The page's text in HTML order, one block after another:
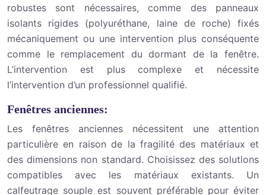
robustes sont nécessaires, comme des panneaux
isolants rigides (polyuréthane, laine de roche) fixés
mécaniquement ou une intervention plus conséquente
comme le remplacement du dormant de la fenêtre.
L’intervention est plus complexe et nécessite
l’intervention d’un professionnel qualifié.
Fenêtres anciennes:
Les fenêtres anciennes nécessitent une attention
particulière en raison de la fragilité des matériaux et
des dimensions non standard. Choisissez des solutions
compatibles avec les matériaux existants. Un
calfeutrage souple est souvent préférable pour éviter